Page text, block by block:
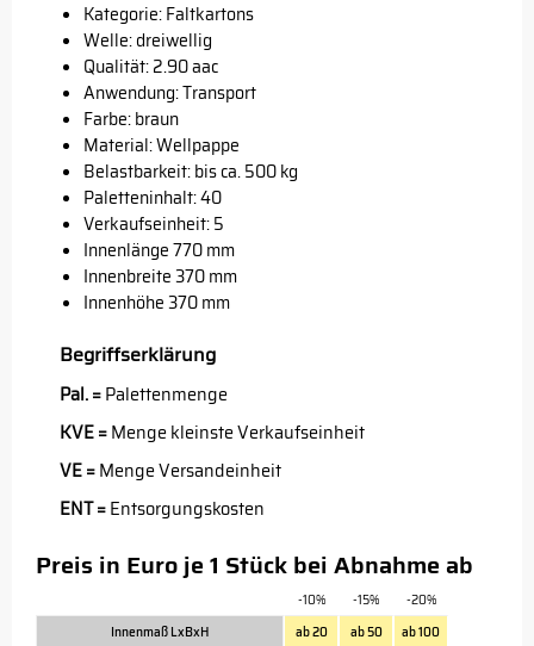
Kategorie: Faltkartons
Welle: dreiwellig
Qualität: 2.90 aac
Anwendung: Transport
Farbe: braun
Material: Wellpappe
Belastbarkeit: bis ca. 500 kg
Paletteninhalt: 40
Verkaufseinheit: 5
Innenlänge 770 mm
Innenbreite 370 mm
Innenhöhe 370 mm
Begriffserklärung
Pal. =Palettenmenge
KVE =Menge kleinste Verkaufseinheit
VE =Menge Versandeinheit
ENT =Entsorgungskosten
Preis in Euro je 1 Stück bei Abnahme ab
-10% -15%
-20%
Innenmaß LxBxH
ab 20 ab 50
ab 100